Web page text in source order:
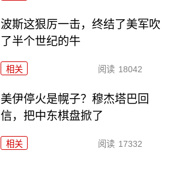
波斯这狠厉一击，终结了美军吹
了半个世纪的牛
相关 阅读 18042
美伊停火是幌子？穆杰塔巴回
信，把中东棋盘掀了
相关 阅读 17332